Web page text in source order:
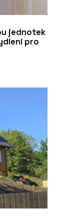
jednotek
pro